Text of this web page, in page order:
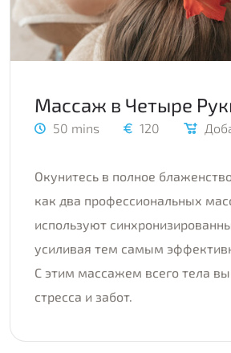
Массаж в Четыре
50 mins 120
Окунитесь в полное
как два профессиональных
используют
усиливая тем самым
С этим массажем всего тела вы
стресса и забот.